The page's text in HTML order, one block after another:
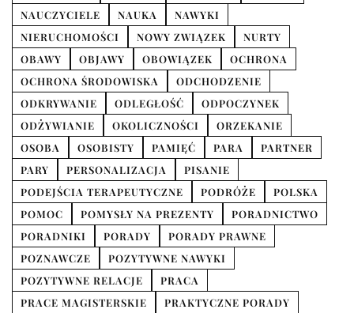
NAUCZYCIELE
NAUKA
NAWYKI
NIERUCHOMOŚCI
NOWY ZWIĄZEK
NURTY
OBAWY
OBJAWY OBOWIĄZEK
OCHRONA
OCHRONA ŚRODOWISKA
ODCHODZENIE
ODKRYWANIE
ODLEGŁOŚĆ
ODPOCZYNEK
ODŻYWIANIE
OKOLICZNOŚCI
ORZEKANIE
OSOBA
OSOBISTY PAMIĘĆ PARA
PARTNER
PARY
PERSONALIZACJA
PISANIE
PODEJŚCIA TERAPEUTYCZNE
PODRÓŻE
POLSKA
POMOC
POMYSŁY NA PREZENTY
PORADNICTWO
PORADNIKI
PORADY
PORADY PRAWNE
POZNAWCZE
POZYTYWNE NAWYKI
POZYTYWNE RELACJE
PRACA
PRACE MAGISTERSKIE
PRAKTYCZNE PORADY